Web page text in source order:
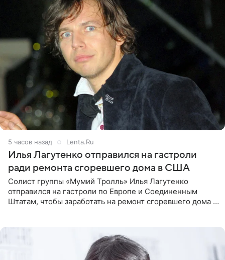
5 часов назад Lenta.Ru
Илья Лагутенко отправился на гастроли
ради ремонта сгоревшего дома в США
Солист группы «Мумий Тролль» Илья Лагутенко
отправился на гастроли по Европе и Соединенным
Штатам, чтобы заработать на ремонт сгоревшего дома в